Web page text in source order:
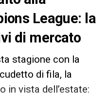
League: la
di mercato
stagione con la
di fila, la
in vista dell’estate: